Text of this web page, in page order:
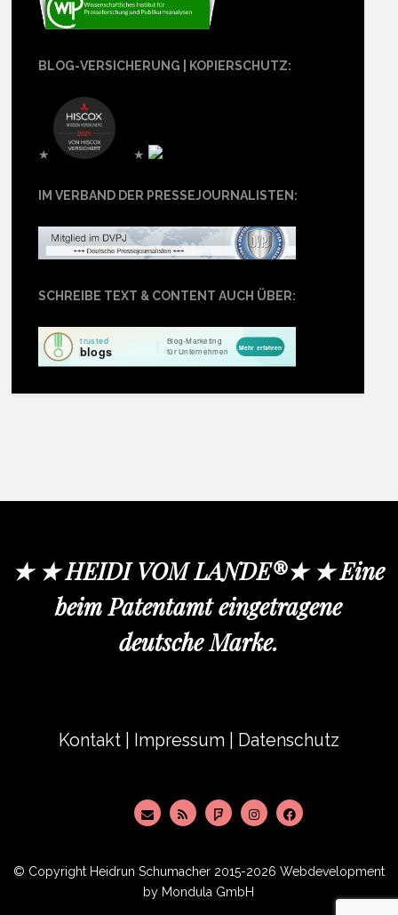
BLOG-VERSICHERUNG | KOPIERSCHUTZ:
★ ★
IM VERBAND DER PRESSEJOURNALISTEN:
SCHREIBE TEXT & CONTENT AUCH ÜBER:
★ ★ HEIDI VOM LANDE®★ ★ Eine
beim Patentamt eingetragene
deutsche Marke.
Kontakt Impressum Datenschutz
© Copyright Heidrun Schumacher 2015-2026 Webdevelopment
by Mondula GmbH